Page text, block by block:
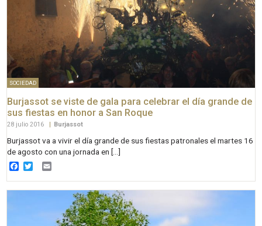
SOCIEDAD
Burjassot se viste de gala para celebrar el día grande de
sus fiestas en honor a San Roque
28 julio 2016 | Burjassot
Burjassot va a vivir el día grande de sus fiestas patronales el martes 16
de agosto con una jornada en […]
Facebook
Twitter